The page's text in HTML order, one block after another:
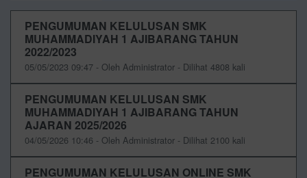
PENGUMUMAN KELULUSAN SMK
MUHAMMADIYAH 1 AJIBARANG TAHUN
2022/2023
05/05/2023 09:47 - Oleh Administrator - Dilihat 4808 kali
PENGUMUMAN KELULUSAN SMK
MUHAMMADIYAH 1 AJIBARANG TAHUN
AJARAN 2025/2026
04/05/2026 10:46 - Oleh Administrator - Dilihat 2100 kali
PENGUMUMAN KELULUSAN ONLINE SMK